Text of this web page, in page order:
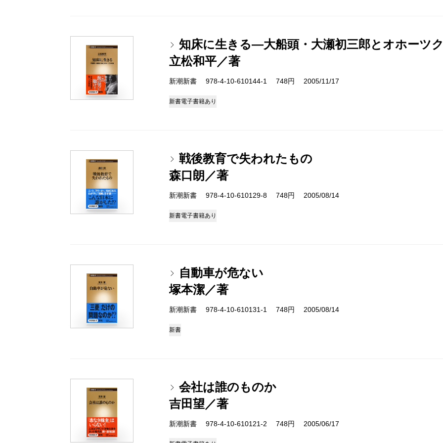
知床に生きる―大船頭・大瀬初三郎とオホーツ
立松和平／著
新潮新書 978-4-10-610144-1 748円 2005/11/17
新書電子書籍あり
戦後教育で失われたもの
森口朗／著
新潮新書 978-4-10-610129-8 748円 2005/08/14
新書電子書籍あり
自動車が危ない
塚本潔／著
新潮新書 978-4-10-610131-1 748円 2005/08/14
新書
会社は誰のものか
吉田望／著
新潮新書 978-4-10-610121-2 748円 2005/06/17